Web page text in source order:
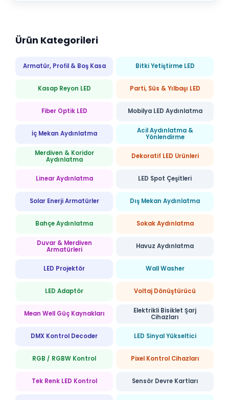
Ürün Kategorileri
Armatür, Profil & Boş Kasa Bitki Yetiştirme LED
Kasap Reyon LED Parti, Süs & Yılbaşı LED
Fiber Optik LED Mobilya LED Aydınlatma
İç Mekan Aydınlatma
Acil Aydınlatma &
Yönlendirme
Merdiven & Koridor
Aydınlatma
Dekoratif LED Ürünleri
Linear Aydınlatma LED Spot Çeşitleri
Solar Enerji Armatürler Dış Mekan Aydınlatma
Bahçe Aydınlatma Sokak Aydınlatma
Duvar & Merdiven
Armatürleri
Havuz Aydınlatma
LED Projektör Wall Washer
LED Adaptör Voltaj Dönüştürücü
Mean Well Güç Kaynakları
Elektrikli Bisiklet Şarj
Cihazları
DMX Kontrol Decoder LED Sinyal Yükseltici
RGB / RGBW Kontrol Pixel Kontrol Cihazları
Tek Renk LED Kontrol Sensör Devre Kartları